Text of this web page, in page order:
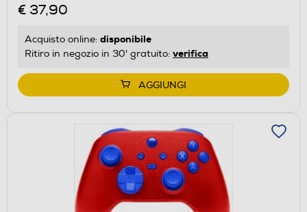
€ 37,90
Acquisto online: disponibile
Ritiro in negozio in 30' gratuito: verifica
AGGIUNGI